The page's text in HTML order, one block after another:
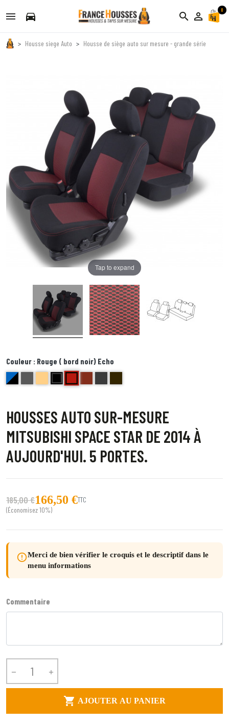
directions_car search person_outline
0
Housse siege Auto Housse de siège auto sur mesure - grande série
Tap to expand
Couleur : Rouge ( bord noir) Echo
bleu et noir Delta
anthracite golf
beige bravo
noir centre gris bord noir foxtrot
Rouge ( bord noir) Echo
HOUSSES AUTO SUR-MESURE
MITSUBISHI SPACE STAR DE 2014 À
AUJOURD'HUI. 5 PORTES.
185,00 €166,50 €TTC
(Économisez 10%)
error_outlineMerci de bien vérifier le croquis et le descriptif dans le
menu informations
Commentaire
 
 AJOUTER AU PANIER